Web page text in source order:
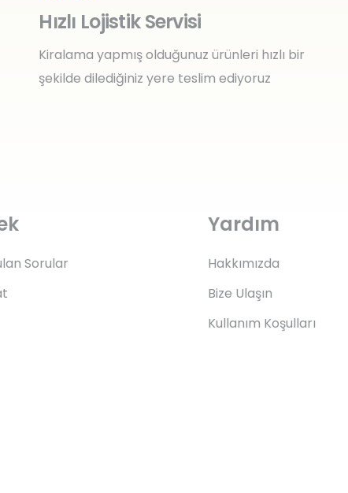
Hızlı Lojistik Servisi
Kiralama yapmış olduğunuz ürünleri hızlı bir
şekilde dilediğiniz yere teslim ediyoruz
Sorular
Yardım
Hakkımızda
Bize Ulaşın
Kullanım Koşulları